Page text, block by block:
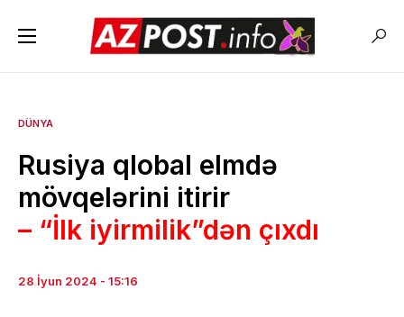
DÜNYA
Rusiya qlobal elmdə
mövqelərini itirir
– “İlk iyirmilik”dən çıxdı
28 İyun 2024 - 15:16